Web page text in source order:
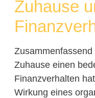
Zuhause
Zuhause einen
Finanzverhalten
Wirkung eines